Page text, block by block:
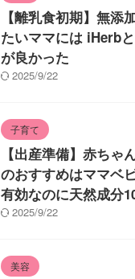
【離乳食初期】無添
たいママには iHerb
が良かった
2025/9/22
子育て
【出産準備】赤ちゃ
のおすすめはママベ
有効なのに天然成分
2025/9/22
美容